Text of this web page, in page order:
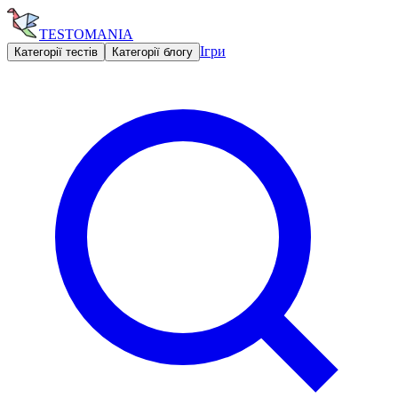
TESTOMANIA
Категорії тестів Категорії блогу Ігри